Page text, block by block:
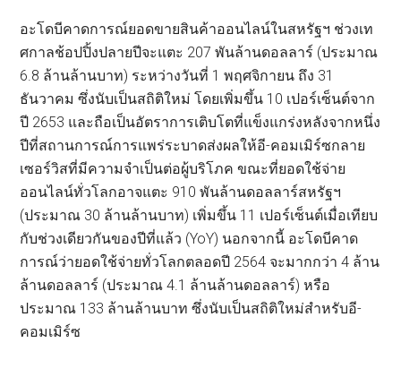
อะโดบีคาดการณ์ยอดขายสินค้าออนไลน์ในสหรัฐฯ ช่วงเท
ศกาลช้อปปิ้งปลายปีจะแตะ 207 พันล้านดอลลาร์ (ประมาณ
6.8 ล้านล้านบาท) ระหว่างวันที่ 1 พฤศจิกายน ถึง 31
ธันวาคม ซึ่งนับเป็นสถิติใหม่ โดยเพิ่มขึ้น 10 เปอร์เซ็นต์จาก
ปี 2653 และถือเป็นอัตราการเติบโตที่แข็งแกร่งหลังจากหนึ่ง
ปีที่สถานการณ์การแพร่ระบาดส่งผลให้อี-คอมเมิร์ซกลาย
เซอร์วิสที่มีความจำเป็นต่อผู้บริโภค ขณะที่ยอดใช้จ่าย
ออนไลน์ทั่วโลกอาจแตะ 910 พันล้านดอลลาร์สหรัฐฯ
(ประมาณ 30 ล้านล้านบาท) เพิ่มขึ้น 11 เปอร์เซ็นต์เมื่อเทียบ
กับช่วงเดียวกันของปีที่แล้ว (YoY) นอกจากนี้ อะโดบีคาด
การณ์ว่ายอดใช้จ่ายทั่วโลกตลอดปี 2564 จะมากกว่า 4 ล้าน
ล้านดอลลาร์ (ประมาณ 4.1 ล้านล้านดอลลาร์) หรือ
ประมาณ 133 ล้านล้านบาท ซึ่งนับเป็นสถิติใหม่สำหรับอี-
คอมเมิร์ซ